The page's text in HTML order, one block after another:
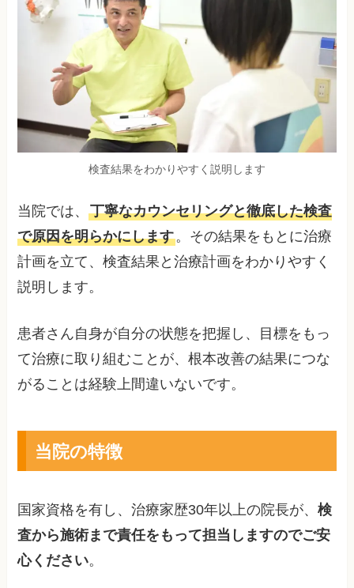
検査結果をわかりやすく説明します
当院では、丁寧なカウンセリングと徹底した検査
で原因を明らかにします。その結果をもとに治療
計画を立て、検査結果と治療計画をわかりやすく
説明します。
患者さん自身が自分の状態を把握し、目標をもっ
て治療に取り組むことが、根本改善の結果につな
がることは経験上間違いないです。
当院の特徴
国家資格を有し、治療家歴30年以上の院長が、検
査から施術まで責任をもって担当しますのでご安
心ください。